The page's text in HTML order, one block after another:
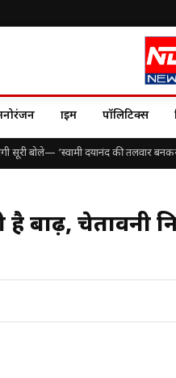
क्राइम पॉलिटिक्स
सूरी बोले— ‘स्वामी दयानंद की तलवार
बाढ़, चेतावनी